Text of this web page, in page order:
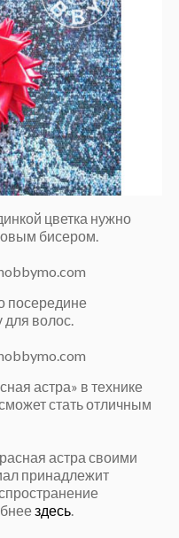
цветка нужно
бисером.
посередине
волос.
астра» в технике
стать отличным
астра своими
принадлежит
здесь.